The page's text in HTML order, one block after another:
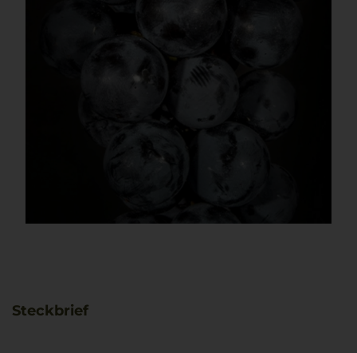
Steckbrief